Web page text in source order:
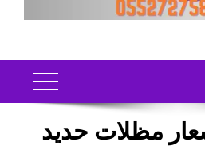
مظلات حديد